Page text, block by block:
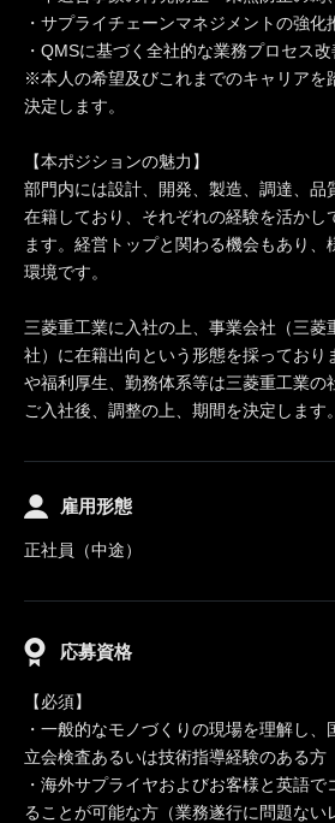
・サプライチェーンマネジメントの強化
・QMSに基づく全社的な業務プロセス改
※本人の希望及びこれまでのキャリアを
決定します。
【本ポジションの魅力】
部門内には設計、開発、製造、調達、品
在籍しており、それぞれの経験を活かし
ます。経営トップと関わる機会もあり、
環境です。
三菱重工業に入社の上、事業会社（三菱
社）に在籍出向という形態を採っており
や福利厚生、勤務体系等は三菱重工業の
ご入社後、調整の上、期間を決定します。
雇用形態
正社員（中途）
応募資格
【必須】
・一般的なモノづくりの現場を理解し
立会検査あるいは技術指導経験のある方
・海外サプライヤおよびお客様と英語
ることが可能な方（業務遂行に問題ない